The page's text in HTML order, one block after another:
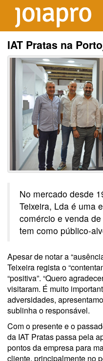
IAT Pratas na
No mercado desde
Teixeira, Lda é uma
comércio e venda
tem como público-
Apesar de notar a
Teixeira regista o
“positiva”. “Quero
visitaram. É muito
adversidades,
sublinha o responsável.
Com o presente e o
da IAT Pratas passa pela
pontos da empresa para
cliente, principalmente no